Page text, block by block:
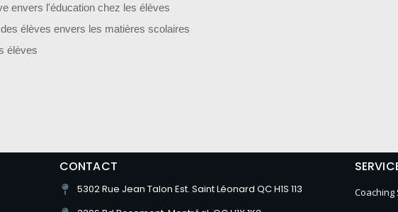
envers l'éducation chez les élèves
élèves envers les matières scolaires
élèves
CONTACT
5302 Rue Jean Talon Est. Saint Léonard QC H1S 113
Coaching